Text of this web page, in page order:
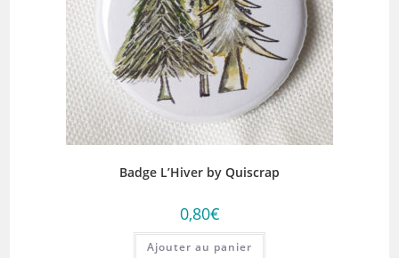
Badge L’Hiver by Quiscrap
0,80€
Ajouter au panier